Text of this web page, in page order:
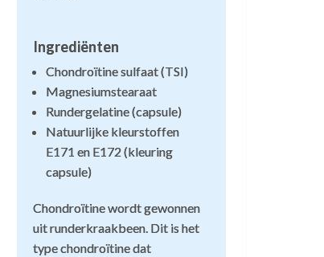
Ingrediënten
Chondroïtine sulfaat (TSI)
Magnesiumstearaat
Rundergelatine (capsule)
Natuurlijke kleurstoffen
E171 en E172 (kleuring
capsule)
Chondroïtine wordt gewonnen
uit runderkraakbeen. Dit is het
type chondroïtine dat